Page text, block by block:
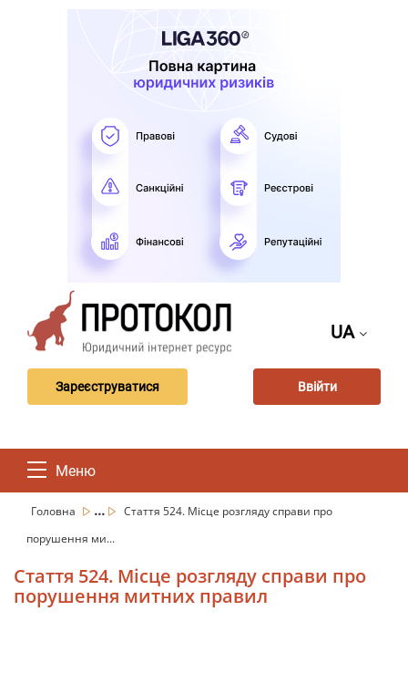
UA
Зареєструватися Ввійти
Меню
Головна ...
Стаття 524. Місце розгляду справи про
порушення ми...
Стаття 524. Місце розгляду справи про
порушення митних правил